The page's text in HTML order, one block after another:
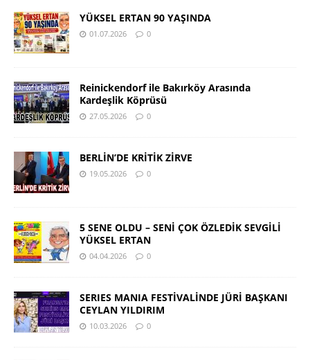
YÜKSEL ERTAN 90 YAŞINDA
01.07.2026 0
Reinickendorf ile Bakırköy Arasında
Kardeşlik Köprüsü
27.05.2026 0
BERLİN’DE KRİTİK ZİRVE
19.05.2026 0
5 SENE OLDU – SENİ ÇOK ÖZLEDİK SEVGİLİ
YÜKSEL ERTAN
04.04.2026 0
SERIES MANIA FESTİVALİNDE JÜRİ BAŞKANI
CEYLAN YILDIRIM
10.03.2026 0